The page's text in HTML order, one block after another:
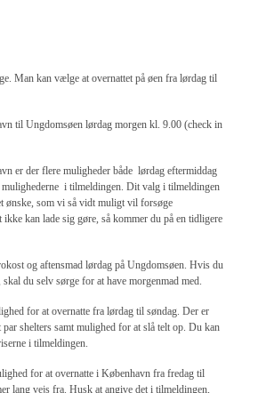
Man kan vælge at overnattet på øen fra lørdag til
til Ungdomsøen lørdag morgen kl. 9.00 (check in
er der flere muligheder både lørdag eftermiddag
i tilmeldingen. Dit valg i tilmeldingen
ønske, som vi så vidt muligt vil forsøge
kan lade sig gøre, så kommer du på en tidligere
og aftensmad lørdag på Ungdomsøen. Hvis du
du selv sørge for at have morgenmad med.
for at overnatte fra lørdag til søndag. Der er
par shelters samt mulighed for at slå telt op. Du kan
i tilmeldingen.
for at overnatte i København fra fredag til
lang vejs fra. Husk at angive det i tilmeldingen,